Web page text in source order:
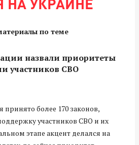
НА УКРАИНЕ
по теме
назвали приоритеты
участников СВО
принято более 170 законов,
участников СВО и их
этапе акцент делался на